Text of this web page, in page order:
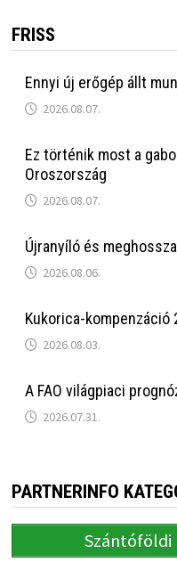
FRISS
Ennyi új erőgép állt
2026.08.07.
Ez történik most a
Oroszország
2026.08.07.
Újranyíló és
2026.08.06.
Kukorica-kompenzáció
2026.08.03.
A FAO világpiaci
2026.07.31.
PARTNERINFO
Szántóföldi